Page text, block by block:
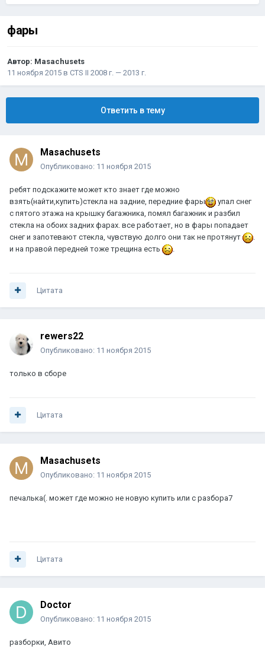
фары
Автор: Masachusets
11 ноября 2015 в CTS II 2008 г. — 2013 г.
Ответить в тему
Masachusets
Опубликовано: 11 ноября 2015
ребят подскажите может кто знает где можно
взять(найти,купить)стекла на задние, передние фары
упал снег
с пятого этажа на крышку багажника, помял багажник и разбил
стекла на обоих задних фарах. все работает, но в фары попадает
снег и запотевают стекла, чувствую долго они так не протянут
.
и на правой передней тоже трещина есть
.
Цитата
rewers22
Опубликовано: 11 ноября 2015
только в сборе
Цитата
Masachusets
Опубликовано: 11 ноября 2015
печалька(. может где можно не новую купить или с разбора7
Цитата
Doctor
Опубликовано: 11 ноября 2015
разборки, Авито